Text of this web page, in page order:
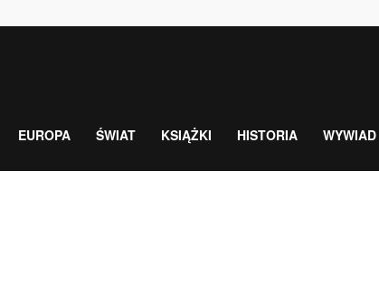
EUROPA ŚWIAT KSIĄŻKI HISTORIA WYWIAD